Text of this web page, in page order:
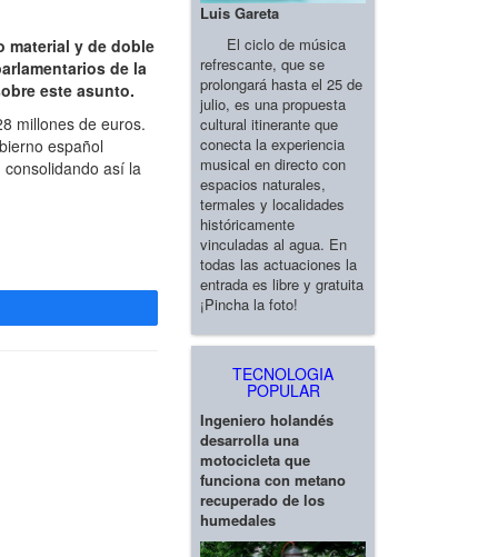
material y de doble
de la
este asunto.
millones de euros.
español
así la
Luis Gareta
El ciclo de música
refrescante, que se
prolongará hasta el 25 de
julio, es una propuesta
cultural itinerante que
conecta la experiencia
musical en directo con
espacios naturales,
termales y localidades
históricamente
vinculadas al agua. En
todas las actuaciones la
entrada es libre y gratuita
¡Pincha la foto!
TECNOLOGIA
POPULAR
Ingeniero holandés
desarrolla una
motocicleta que
funciona con metano
recuperado de los
humedales